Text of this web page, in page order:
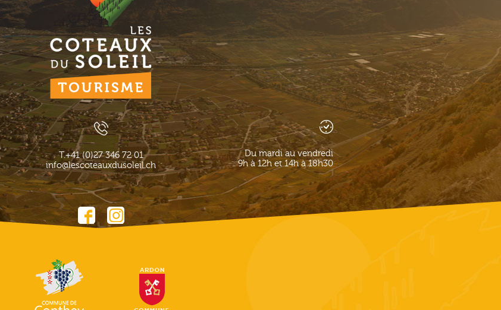
T.+41 (0)27 346 72 01
info@lescoteauxdusoleil.ch
Du mardi au vendredi
9h à 12h et 14h à 18h30